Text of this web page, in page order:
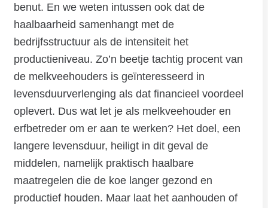
benut. En we weten intussen ook dat de
haalbaarheid samenhangt met de
bedrijfsstructuur als de intensiteit het
productieniveau. Zo’n beetje tachtig procent van
de melkveehouders is geïnteresseerd in
levensduurverlenging als dat financieel voordeel
oplevert. Dus wat let je als melkveehouder en
erfbetreder om er aan te werken? Het doel, een
langere levensduur, heiligt in dit geval de
middelen, namelijk praktisch haalbare
maatregelen die de koe langer gezond en
productief houden. Maar laat het aanhouden of